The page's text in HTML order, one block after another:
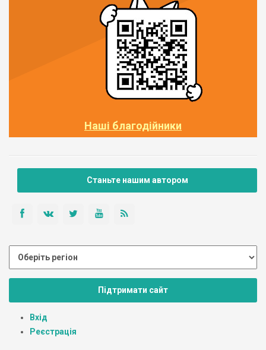
Наші благодійники
Станьте нашим автором
Підтримати сайт
Вхід
Реєстрація